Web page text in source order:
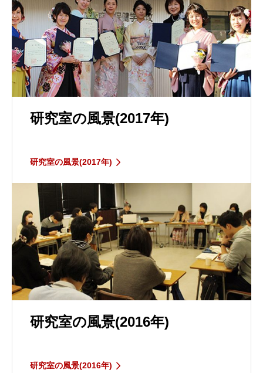
研究室の風景(2017年)
研究室の風景(2017年)
研究室の風景(2016年)
研究室の風景(2016年)